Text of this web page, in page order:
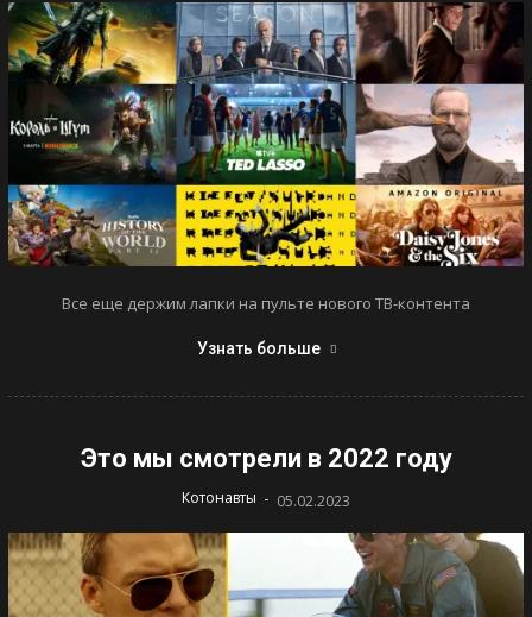
Все еще держим лапки на пульте нового ТВ-контента
Узнать больше
Это мы смотрели в 2022 году
Котонавты - 05.02.2023